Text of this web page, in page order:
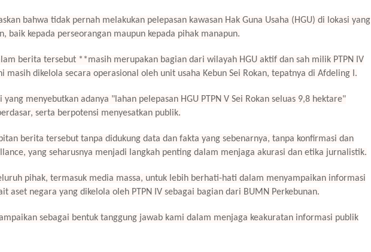
bahwa tidak pernah melakukan pelepasan kawasan Hak Guna Usaha (HGU) di lokasi yang
baik kepada perseorangan maupun kepada pihak manapun.
berita tersebut **masih merupakan bagian dari wilayah HGU aktif dan sah milik PTPN IV
masih dikelola secara operasional oleh unit usaha Kebun Sei Rokan, tepatnya di Afdeling I.
menyebutkan adanya "lahan pelepasan HGU PTPN V Sei Rokan seluas 9,8 hektare"
serta berpotensi menyesatkan publik.
berita tersebut tanpa didukung data dan fakta yang sebenarnya, tanpa konfirmasi dan
yang seharusnya menjadi langkah penting dalam menjaga akurasi dan etika jurnalistik.
pihak, termasuk media massa, untuk lebih berhati-hati dalam menyampaikan informasi
aset negara yang dikelola oleh PTPN IV sebagai bagian dari BUMN Perkebunan.
sebagai bentuk tanggung jawab kami dalam menjaga keakuratan informasi publik